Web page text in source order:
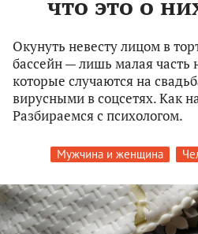
что это о
Окунуть невесту лицом в
бассейн — лишь малая часть
которые случаются на
вирусными в соцсетях. Как
Разбираемся с психологом.
Мужчина и женщина